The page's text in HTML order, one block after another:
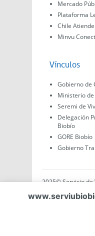
Mercado
Plataforma
Chile Atiende
Minvu
Vínculos
Gobierno de
Ministerio
Seremi de
Delegación
Biobío
GORE Biobío
Gobierno
2025© Servicio de
Región del Biobío,